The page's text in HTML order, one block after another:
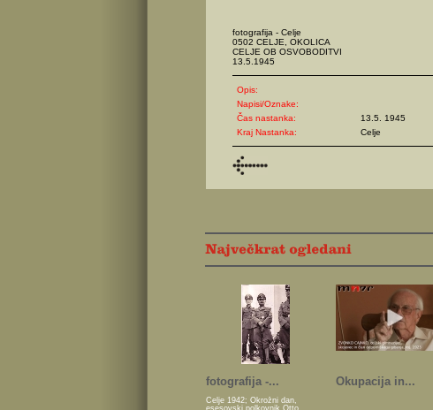
fotografija - Celje
0502 CELJE, OKOLICA
CELJE OB OSVOBODITVI
13.5.1945
Opis:
Napisi/Oznake:
Čas nastanka:
13.5. 1945
Kraj Nastanka:
Celje
fotografija -...
Celje 1942; Okrožni dan,
esesovski polkovnik Otto
Okupacija in...